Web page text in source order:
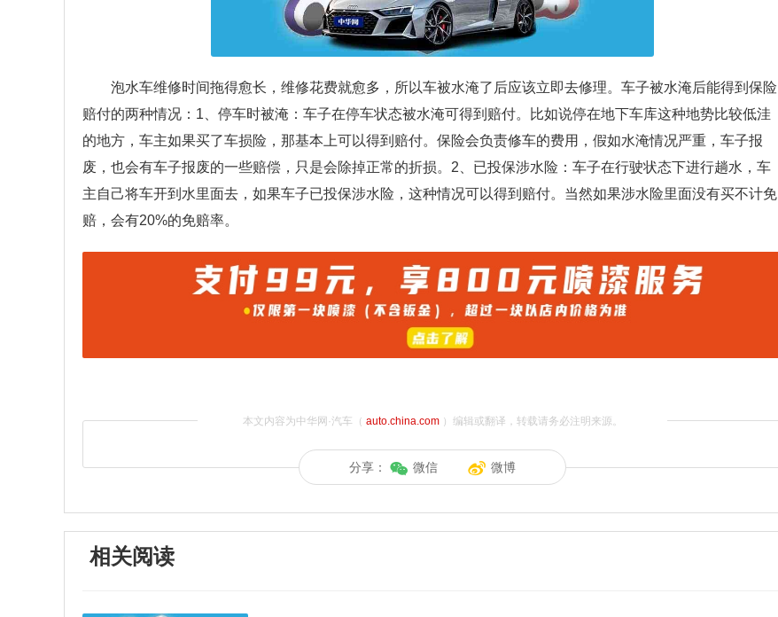
泡水车维修时间拖得愈长，维修花费就愈多，所以车被水淹了后应该立即去修理。车子被水淹后能得到保险
赔付的两种情况：1、停车时被淹：车子在停车状态被水淹可得到赔付。比如说停在地下车库这种地势比较低洼
的地方，车主如果买了车损险，那基本上可以得到赔付。保险会负责修车的费用，假如水淹情况严重，车子报
废，也会有车子报废的一些赔偿，只是会除掉正常的折损。2、已投保涉水险：车子在行驶状态下进行趟水，车
主自己将车开到水里面去，如果车子已投保涉水险，这种情况可以得到赔付。当然如果涉水险里面没有买不计免
赔，会有20%的免赔率。
本文内容为中华网·汽车（ auto.china.com）编辑或翻译，转载请务必注明来源。
分享： 微信 微博
相关阅读